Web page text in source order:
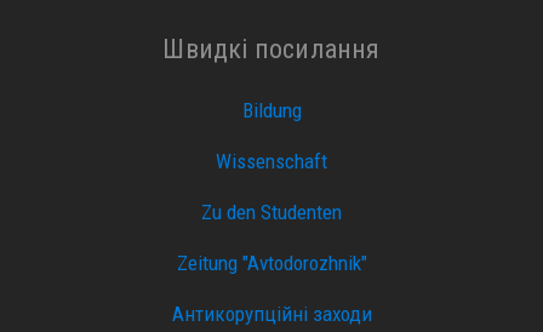
Швидкі посилання
Bildung
Wissenschaft
Zu den Studenten
Zeitung "Avtodorozhnik"
Антикорупційні заходи